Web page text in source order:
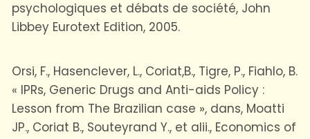
psychologiques et débats de société, John
Libbey Eurotext Edition, 2005.
Orsi, F., Hasenclever, L., Coriat,B., Tigre, P., Fiahlo, B.
« IPRs, Generic Drugs and Anti-aids Policy :
Lesson from The Brazilian case », dans, Moatti
JP., Coriat B., Souteyrand Y., et alii., Economics of